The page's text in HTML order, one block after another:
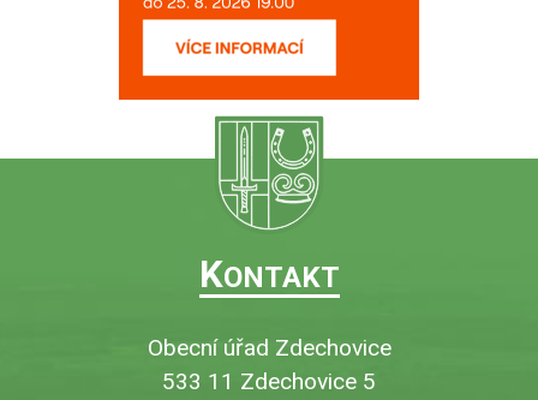
KONTAKT
Obecní úřad Zdechovice
533 11 Zdechovice 5